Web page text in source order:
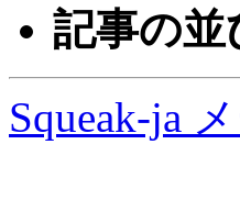
記事の並
Squeak-ja